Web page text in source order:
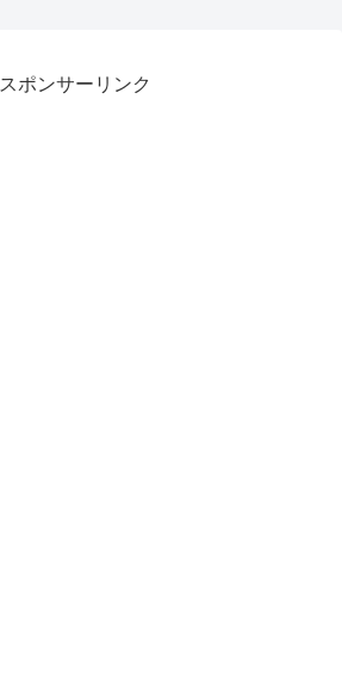
スポンサーリンク